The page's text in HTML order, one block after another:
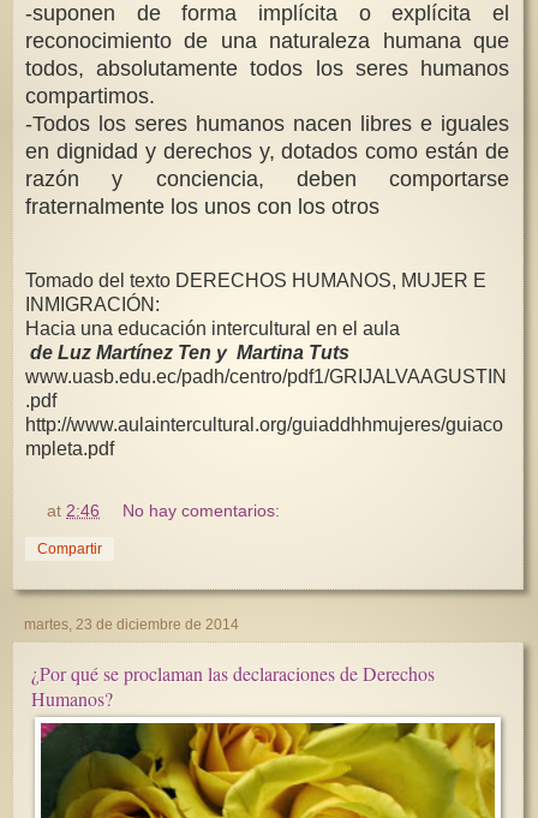
-suponen de forma implícita o explícita el
reconocimiento de una naturaleza humana que
todos, absolutamente todos los seres humanos
compartimos.
-Todos los seres humanos nacen libres e iguales
en dignidad y derechos y, dotados como están de
razón y conciencia, deben comportarse
fraternalmente los unos con los otros
Tomado del texto DERECHOS HUMANOS, MUJER E
INMIGRACIÓN:
Hacia una educación intercultural en el aula
de Luz Martínez Ten y Martina Tuts
www.uasb.edu.ec/padh/centro/pdf1/GRIJALVAAGUSTIN
.pdf
http://www.aulaintercultural.org/guiaddhhmujeres/guiaco
mpleta.pdf
at2:46 No hay comentarios:
Compartir
martes, 23 de diciembre de 2014
¿Por qué se proclaman las declaraciones de Derechos
Humanos?